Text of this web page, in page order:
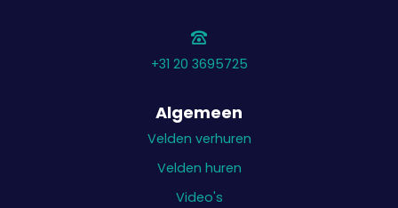
+31 20 3695725
Algemeen
Velden verhuren
Velden huren
Video's